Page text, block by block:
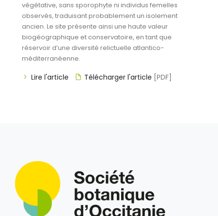
végétative, sans sporophyte ni individus femelles
observés, traduisant probablement un isolement
ancien. Le site présente ainsi une haute valeur
biogéographique et conservatoire, en tant que
réservoir d’une diversité relictuelle atlantico-
méditerranéenne.
Lire l'article Télécharger l'article [PDF]